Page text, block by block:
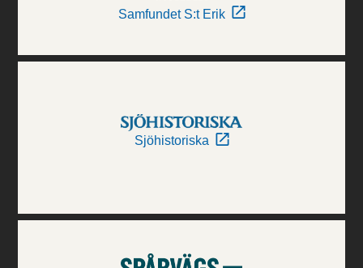
Samfundet S:t Erik
Sjöhistoriska